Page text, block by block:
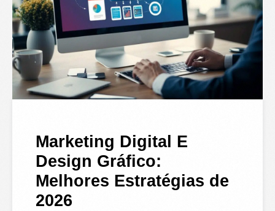
Marketing Digital E
Design Gráfico:
Melhores Estratégias de
2026